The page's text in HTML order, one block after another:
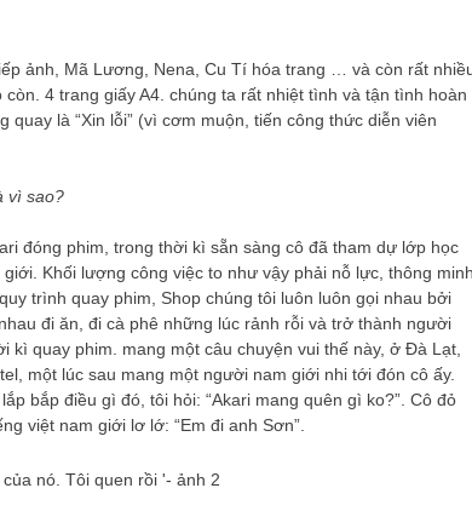
ảnh, Mã Lương, Nena, Cu Tí hóa trang … và còn rất
4 trang giấy A4. chúng ta rất nhiệt tình và tận tình hoàn
là “Xin lỗi” (vì cơm muộn, tiến công thức diễn viên
vì sao?
đóng phim, trong thời kì sẵn sàng cô đã tham dự lớp học
Khối lượng công việc to như vậy phải nỗ lực, thông
trình quay phim, Shop chúng tôi luôn luôn gọi nhau bởi
đi ăn, đi cà phê những lúc rảnh rỗi và trở thành người
quay phim. mang một câu chuyện vui thế này, ở Đà Lạt,
một lúc sau mang một người nam giới nhi tới đón cô ấy.
bắp điều gì đó, tôi hỏi: “Akari mang quên gì ko?”. Cô đỏ
việt nam giới lơ lớ: “Em đi anh Sơn”.